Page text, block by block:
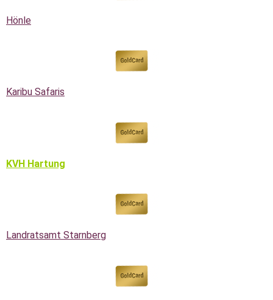
Hönle
Karibu Safaris
KVH Hartung
Landratsamt Starnberg